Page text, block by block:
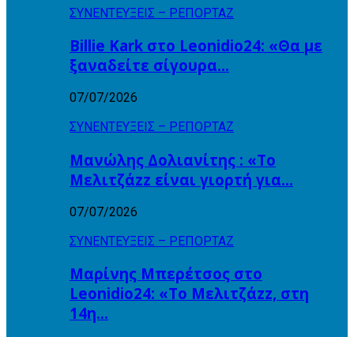
ΣΥΝΕΝΤΕΥΞΕΙΣ – ΡΕΠΟΡΤΑΖ
Billie Kark στο Leonidio24: «Θα με
ξαναδείτε σίγουρα…
07/07/2026
ΣΥΝΕΝΤΕΥΞΕΙΣ – ΡΕΠΟΡΤΑΖ
Μανώλης Δολιανίτης : «Το
Μελιτζάzz είναι γιορτή για…
07/07/2026
ΣΥΝΕΝΤΕΥΞΕΙΣ – ΡΕΠΟΡΤΑΖ
Μαρίνης Μπερέτσος στο
Leonidio24: «Το Μελιτζάzz, στη
14η…